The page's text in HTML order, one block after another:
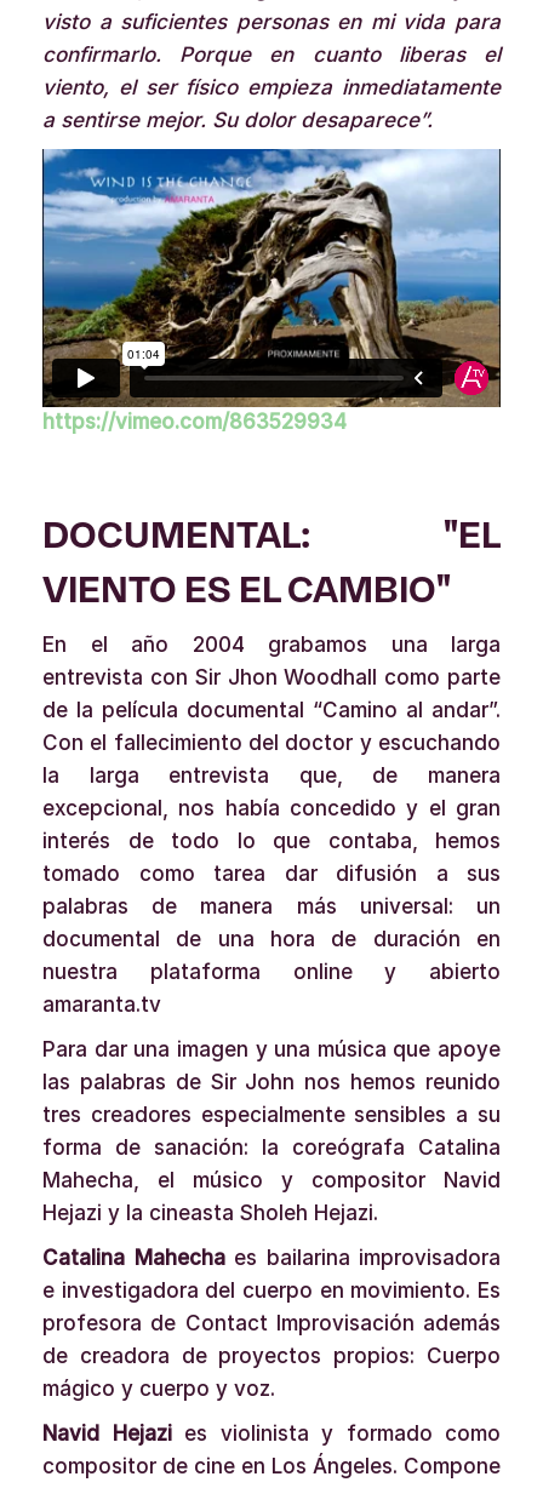
visto a suficientes personas en mi vida para
confirmarlo. Porque en cuanto liberas el
viento, el ser físico empieza inmediatamente
a sentirse mejor. Su dolor desaparece”.
https://vimeo.com/863529934
DOCUMENTAL: "EL
VIENTO ES EL CAMBIO"
En el año 2004 grabamos una larga
entrevista con Sir Jhon Woodhall como parte
de la película documental “Camino al andar”.
Con el fallecimiento del doctor y escuchando
la larga entrevista que, de manera
excepcional, nos había concedido y el gran
interés de todo lo que contaba, hemos
tomado como tarea dar difusión a sus
palabras de manera más universal: un
documental de una hora de duración en
nuestra plataforma online y abierto
amaranta.tv
Para dar una imagen y una música que apoye
las palabras de Sir John nos hemos reunido
tres creadores especialmente sensibles a su
forma de sanación: la coreógrafa Catalina
Mahecha, el músico y compositor Navid
Hejazi y la cineasta Sholeh Hejazi.
Catalina Mahechaes bailarina improvisadora
e investigadora del cuerpo en movimiento. Es
profesora de Contact Improvisación además
de creadora de proyectos propios: Cuerpo
mágico y cuerpo y voz.
Navid Hejazies violinista y formado como
compositor de cine en Los Ángeles. Compone